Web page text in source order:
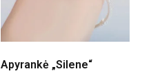
Apyrankė „Silene“